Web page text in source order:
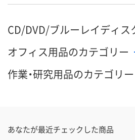
CD/DVD/ブルーレイディス
オフィス用品のカテゴリー
作業・研究用品のカテゴリー
あなたが最近チェックした商品